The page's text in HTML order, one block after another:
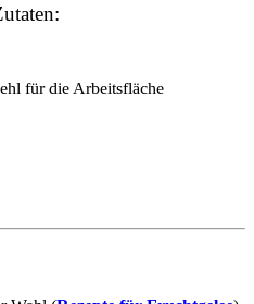
für die Arbeitsfläche